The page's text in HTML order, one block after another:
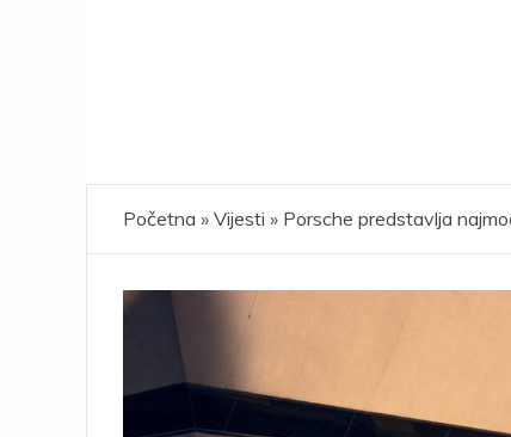
Početna » Vijesti » Porsche predstavlja